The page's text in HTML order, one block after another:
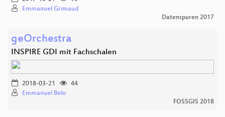
Emmanuel Grimaud
Datenspuren 2017
geOrchestra
INSPIRE GDI mit Fachschalen
2018-03-21
44
Emmanuel Belo
FOSSGIS 2018